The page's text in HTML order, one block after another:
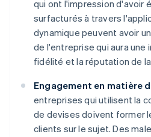
qui ont l'impression d'avoir
surfacturés à travers
dynamique peuvent avoir
de l'entreprise qui aura une
fidélité et la réputation de
Engagement en matière
entreprises qui utilisent la
de devises doivent former
clients sur le sujet. Des